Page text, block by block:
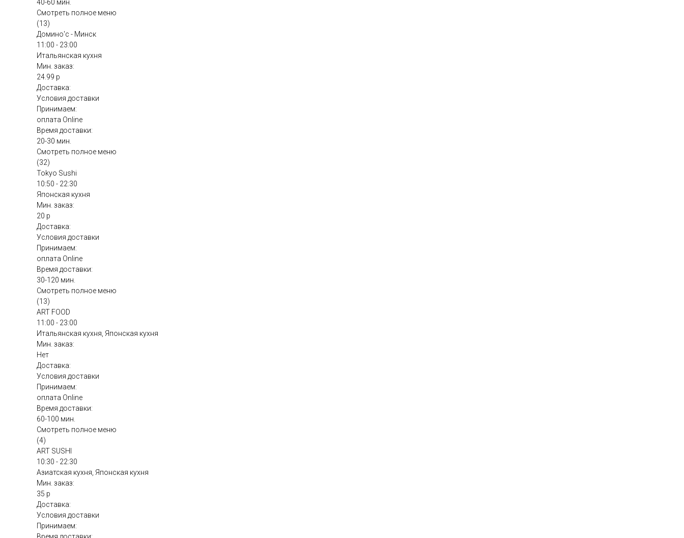
40-60 мин.
Смотреть полное меню
(13)
Домино'с - Минск
11:00 - 23:00
Итальянская кухня
Мин. заказ:
24.99 р
Доставка:
Условия доставки
Принимаем:
оплата Online
Время доставки:
20-30 мин.
Смотреть полное меню
(32)
Tokyo Sushi
10:50 - 22:30
Японская кухня
Мин. заказ:
20 р
Доставка:
Условия доставки
Принимаем:
оплата Online
Время доставки:
30-120 мин.
Смотреть полное меню
(13)
ART FOOD
11:00 - 23:00
Итальянская кухня, Японская кухня
Мин. заказ:
Нет
Доставка:
Условия доставки
Принимаем:
оплата Online
Время доставки:
60-100 мин.
Смотреть полное меню
(4)
ART SUSHI
10:30 - 22:30
Азиатская кухня, Японская кухня
Мин. заказ:
35 р
Доставка:
Условия доставки
Принимаем: